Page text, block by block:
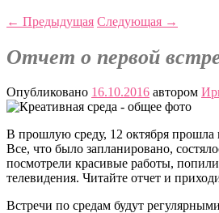
← Предыдущая Следующая →
Отчет о первой
Опубликовано 16.10.2016 автором
В прошлую среду, 12 октября прошла
Все, что было запланировано,
посмотрели красивые работы,
телевидения. Читайте отчет и
Встречи по средам будут